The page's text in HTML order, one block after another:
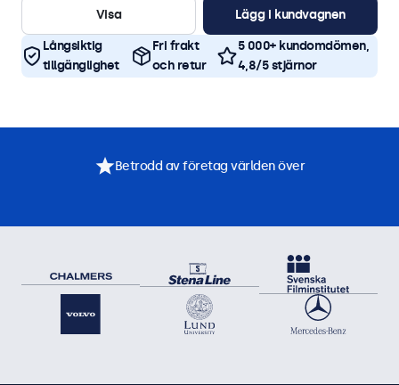
Visa
Lägg i kundvagnen
Långsiktig
tillgänglighet
Fri frakt
och retur
5 000+ kundomdömen,
4,8/5 stjärnor
Betrodd av företag världen över